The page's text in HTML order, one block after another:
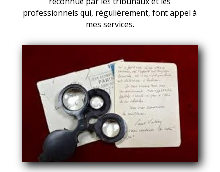
professionnels qui, régulièrement, font appel à
mes services.